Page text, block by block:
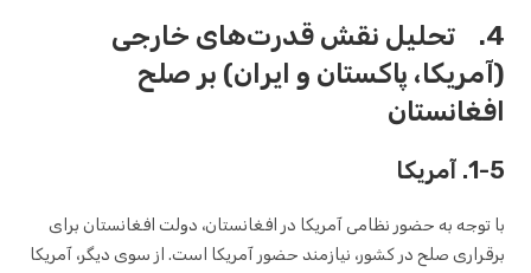
4. تحلیل نقش قدرت‌های خارجی
(آمریکا، پاکستان و ایران) بر صلح
افغانستان
1-5. آمریکا
با توجه به حضور نظامی آمریکا در افغانستان، دولت افغانستان برای
برقراری صلح در کشور، نیازمند حضور آمریکا است. از سوی دیگر، آمریکا